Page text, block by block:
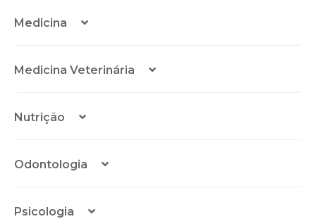
Medicina
Medicina Veterinária
Nutrição
Odontologia
Psicologia